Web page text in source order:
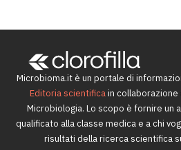
Microbioma.it è un portale di
Editoria scientificain collaborazione
Microbiologia. Lo scopo è fornire un
qualificato alla classe medica e a chi
risultati della ricerca scientifica